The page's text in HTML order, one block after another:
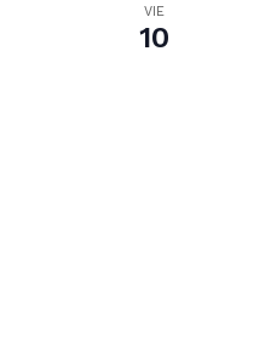
VIE
10